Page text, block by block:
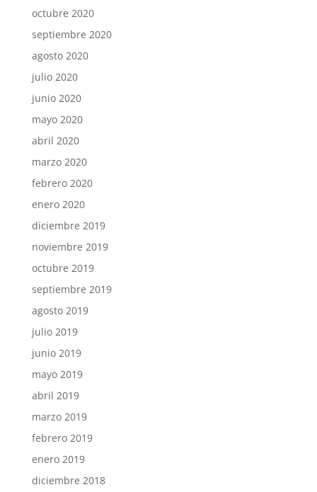
octubre 2020
septiembre 2020
agosto 2020
julio 2020
junio 2020
mayo 2020
abril 2020
marzo 2020
febrero 2020
enero 2020
diciembre 2019
noviembre 2019
octubre 2019
septiembre 2019
agosto 2019
julio 2019
junio 2019
mayo 2019
abril 2019
marzo 2019
febrero 2019
enero 2019
diciembre 2018